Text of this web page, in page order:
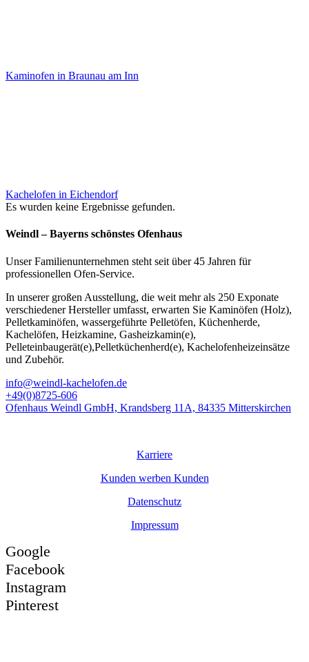
Kaminofen in Braunau am Inn
Kachelofen in Eichendorf
Es wurden keine Ergebnisse gefunden.
Weindl – Bayerns schönstes Ofenhaus
Unser Familienunternehmen steht seit über 45 Jahren für
professionellen Ofen-Service.
In unserer großen Ausstellung, die weit mehr als 250 Exponate
verschiedener Hersteller umfasst, erwarten Sie Kaminöfen (Holz),
Pelletkaminöfen, wassergeführte Pelletöfen, Küchenherde,
Kachelöfen, Heizkamine, Gasheizkamin(e),
Pelleteinbaugerät(e),Pelletküchenherd(e), Kachelofenheizeinsätze
und Zubehör.
info@weindl-kachelofen.de
+49(0)8725-606
Ofenhaus Weindl GmbH, Krandsberg 11A, 84335 Mitterskirchen
Karriere
Kunden werben Kunden
Datenschutz
Impressum
Google
Facebook
Instagram
Pinterest